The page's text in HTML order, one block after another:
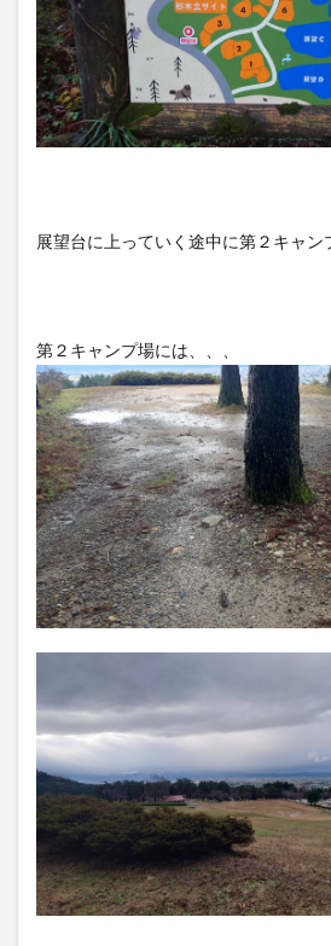
展望台に上っていく途中に第２キャン
第２キャンプ場には、、、